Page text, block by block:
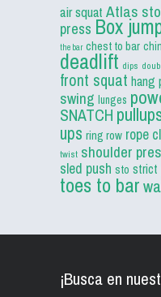
air squat Atlas
press Box
the bar chest to bar
deadlift dips
front squat hang
swing lunges
SNATCH
ups ring row rope
twist shoulder
sled push sto strict
toes to bar
¡Busca en